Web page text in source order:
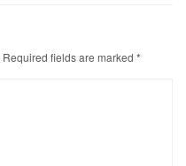
Required fields are marked *